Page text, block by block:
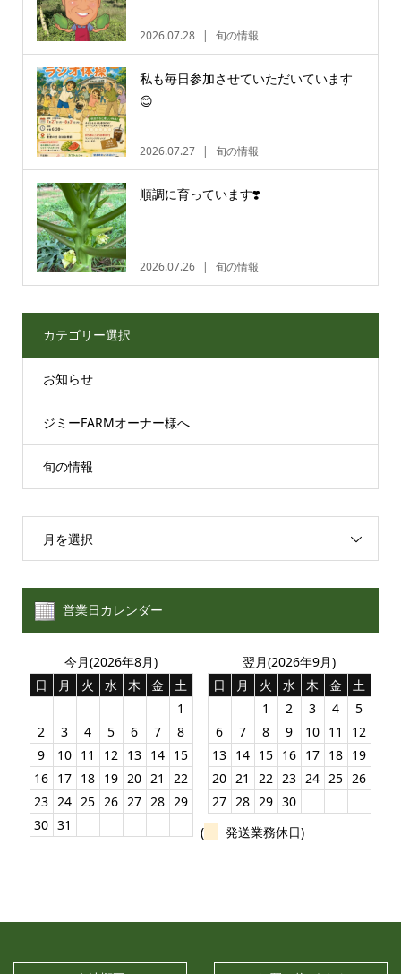
2026.07.28 旬の情報
私も毎日参加させていただいています
😊
2026.07.27 旬の情報
順調に育っています❣️
2026.07.26 旬の情報
カテゴリー選択
お知らせ
ジミーFARMオーナー様へ
旬の情報
月を選択
営業日カレンダー
今月(2026年8月)
日
月 火 水 木 金
土
1
2
3 4 5 6 7
8
9
10 11 12 13 14 15
16 17 18 19 20 21
22
23 24 25 26 27 28 29
30 31
翌月(2026年9月)
日
月 火 水 木 金
土
1
2 3 4
5
6
7 8 9 10 11
12
13 14 15 16 17 18 19
20 21 22 23 24 25 26
27 28 29 30
(
発送業務休日)